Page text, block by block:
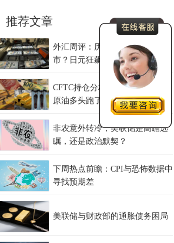
推荐文章
外汇周评：历史性联手撼动汇
市？日元狂飙后回调，非农意外
爆冷，美元刷新七周低点
CFTC持仓分析：黄金多头疯了，
原油多头跑了，日元空头投降
非农意外转冷，美联储是高瞻远
瞩，还是政治默契？
下周热点前瞻：CPI与恐怖数据中
寻找预期差
美联储与财政部的通胀债务困局